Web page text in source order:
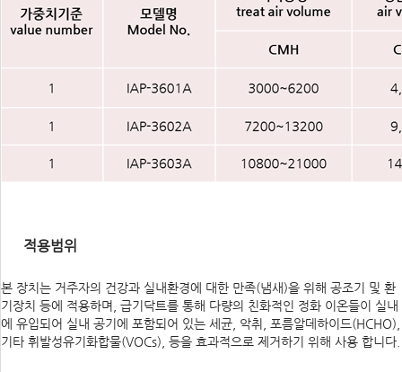
적용범위
본 장치는 거주자의 건강과 실내환경에 대한 만족(냄새)을 위해 공조기 및 환
기장치 등에 적용하며, 급기닥트를 통해 다량의 친화적인 정화 이온들이 실내
에 유입되어 실내 공기에 포함되어 있는 세균, 악취, 포름알데하이드(HCHO),
기타 휘발성유기화합물(VOCs), 등을 효과적으로 제거하기 위해 사용 합니다.